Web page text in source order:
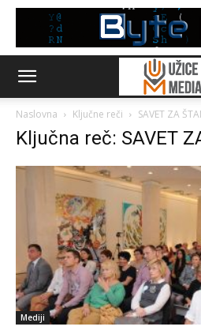
Naslovna Ključne reči SAVET ZA
Ključna reč: SAVET
Mediji